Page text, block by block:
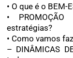
• O que é o BEM-
•
estratégias?
• Como vamos
– DINÂMICAS